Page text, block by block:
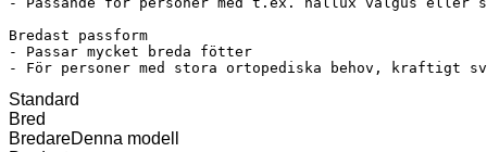
Bredast passform
- Passar mycket breda fötter
- För personer med stora ortopediska behov, kraftigt
Standard
Bred
BredareDenna modell